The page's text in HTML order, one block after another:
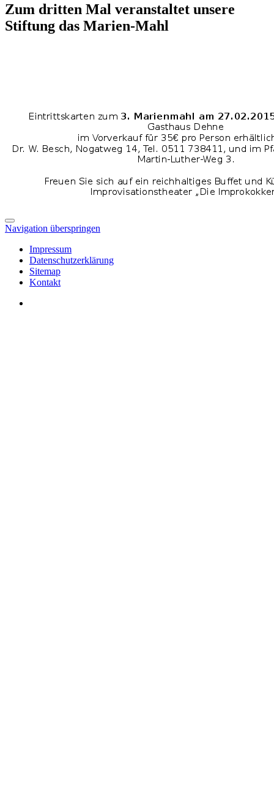
Zum dritten Mal veranstaltet unsere
Stiftung das Marien-Mahl
Navigation überspringen
Impressum
Datenschutzerklärung
Sitemap
Kontakt